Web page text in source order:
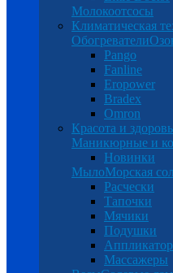
Молокоотсосы
Климатическая
Обогреватели
Pango
Fanline
Eropower
Bradex
Omron
Красота и
Маникюрные и
Новинки
МылоМорская
Расчески
Тапочки
Мячики
Подушки
Массажеры